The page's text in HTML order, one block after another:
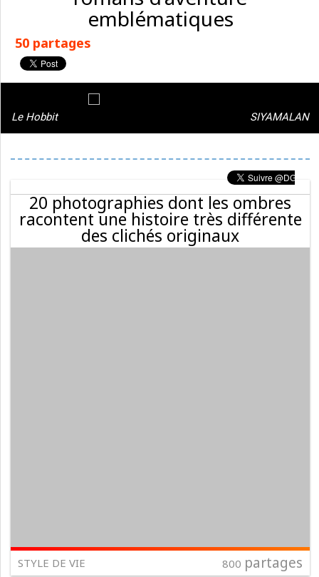
emblématiques
50 partages
Le Hobbit SIYAMALAN
20 photographies dont les ombres
racontent une histoire très différente
des clichés originaux
STYLE DE VIE 800 partages